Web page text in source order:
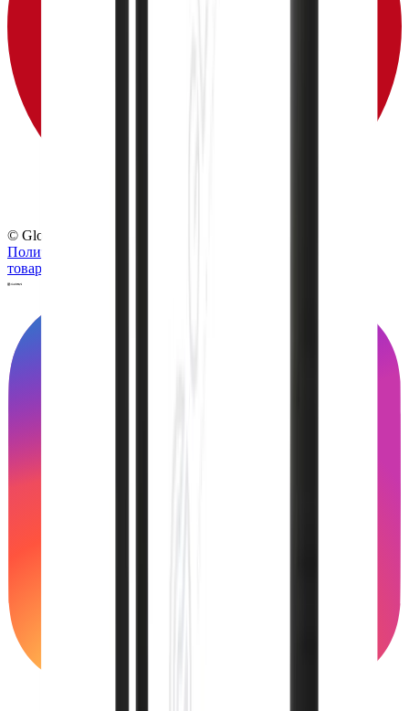
© Globus, 2008–2026
Политика конфиденциальности
товарных знаков